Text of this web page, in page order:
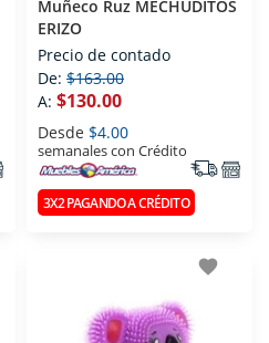
Muñeco Ruz MECHUDITOS
ERIZO
Precio de contado
De: $163.00
A: $130.00
Desde $4.00
semanales con Crédito
3X2 PAGANDO A CRÉDITO
favorite